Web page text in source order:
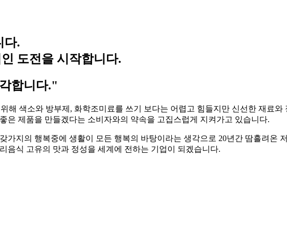
다.
도전을 시작합니다.
합니다."
해 색소와 방부제, 화학조미료를 쓰기 보다는 어렵고 힘들지만 신선한 재료
은 제품을 만들겠다는 소비자와의 약속을 고집스럽게 지켜가고 있습니다.
가지의 행복중에 생활이 모든 행복의 바탕이라는 생각으로 20년간 땀흘려온
음식 고유의 맛과 정성을 세계에 전하는 기업이 되겠습니다.